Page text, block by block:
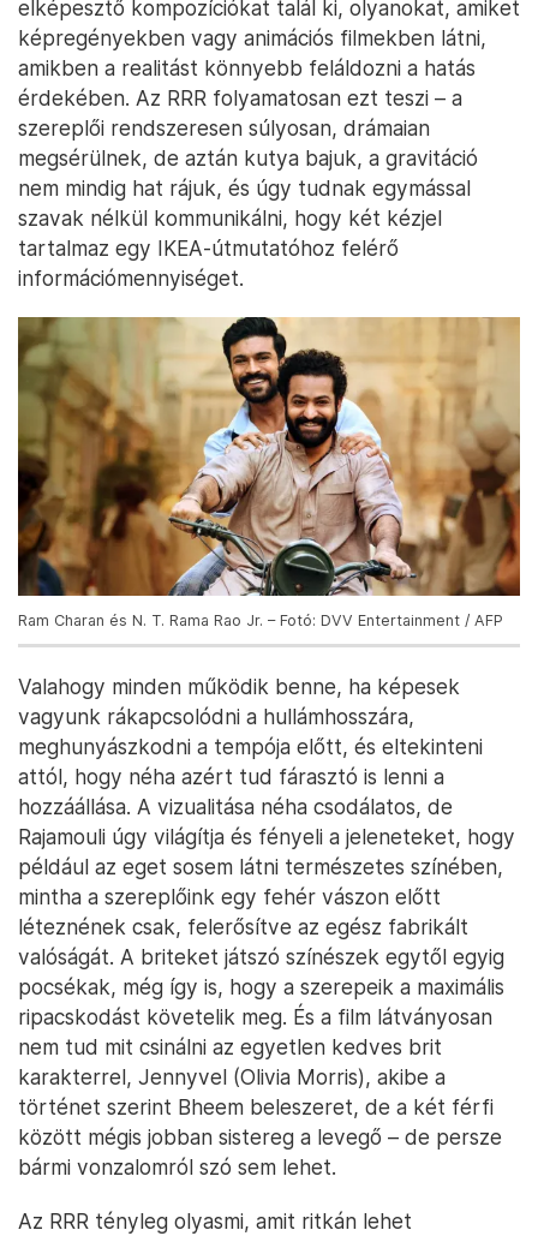
elképesztő kompozíciókat talál ki, olyanokat, amiket
képregényekben vagy animációs filmekben látni,
amikben a realitást könnyebb feláldozni a hatás
érdekében. Az RRR folyamatosan ezt teszi – a
szereplői rendszeresen súlyosan, drámaian
megsérülnek, de aztán kutya bajuk, a gravitáció
nem mindig hat rájuk, és úgy tudnak egymással
szavak nélkül kommunikálni, hogy két kézjel
tartalmaz egy IKEA-útmutatóhoz felérő
információmennyiséget.
Ram Charan és N. T. Rama Rao Jr. – Fotó: DVV Entertainment / AFP
Valahogy minden működik benne, ha képesek
vagyunk rákapcsolódni a hullámhosszára,
meghunyászkodni a tempója előtt, és eltekinteni
attól, hogy néha azért tud fárasztó is lenni a
hozzáállása. A vizualitása néha csodálatos, de
Rajamouli úgy világítja és fényeli a jeleneteket, hogy
például az eget sosem látni természetes színében,
mintha a szereplőink egy fehér vászon előtt
léteznének csak, felerősítve az egész fabrikált
valóságát. A briteket játszó színészek egytől egyig
pocsékak, még így is, hogy a szerepeik a maximális
ripacskodást követelik meg. És a film látványosan
nem tud mit csinálni az egyetlen kedves brit
karakterrel, Jennyvel (Olivia Morris), akibe a
történet szerint Bheem beleszeret, de a két férfi
között mégis jobban sistereg a levegő – de persze
bármi vonzalomról szó sem lehet.
Az RRR tényleg olyasmi, amit ritkán lehet